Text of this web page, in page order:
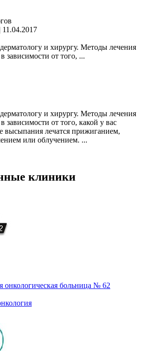
11.04.2017
и хирургу. Методы лечения
зависимости от того, ...
и хирургу. Методы лечения
зависимости от того, какой у вас
высыпания лечатся прижиганием,
или облучением. ...
клиники
онкологическая больница № 62